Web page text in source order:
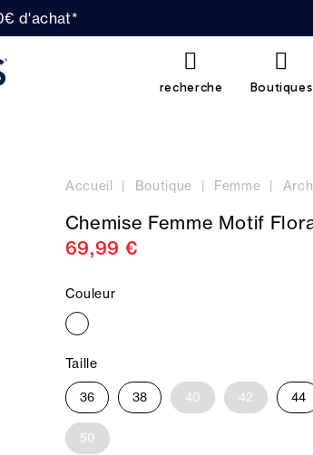
d'achat*
recherche Boutiques
Accueil Boutique Femme
Chemise Femme Motif
69,99 €
Couleur
Taille
36 38 40 42 44
50